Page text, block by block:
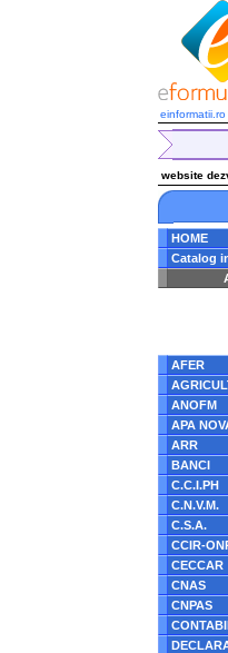
einformatii.ro
website
HOME
Catalog
/home/
AFER
ANOFM
APA
ARR
BANCI
C.C.I.PH
C.N.V.M.
C.S.A.
CCIR-
CECCAR
CNAS
CNPAS